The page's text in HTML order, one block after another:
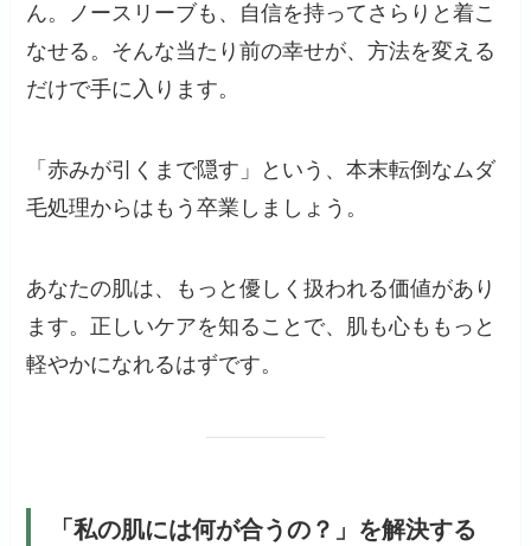
ん。ノースリーブも、自信を持ってさらりと着こ
なせる。そんな当たり前の幸せが、方法を変える
だけで手に入ります。
「赤みが引くまで隠す」という、本末転倒なムダ
毛処理からはもう卒業しましょう。
あなたの肌は、もっと優しく扱われる価値があり
ます。正しいケアを知ることで、肌も心ももっと
軽やかになれるはずです。
「私の肌には何が合うの？」を解決する